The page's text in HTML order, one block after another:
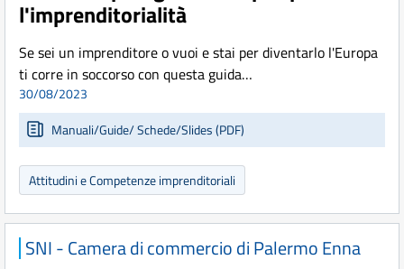
l'imprenditorialità
Se sei un imprenditore o vuoi e stai per diventarlo l'Europa
ti corre in soccorso con questa guida…
30/08/2023
Manuali/Guide/ Schede/Slides (PDF)
Attitudini e Competenze imprenditoriali
SNI - Camera di commercio di Palermo Enna